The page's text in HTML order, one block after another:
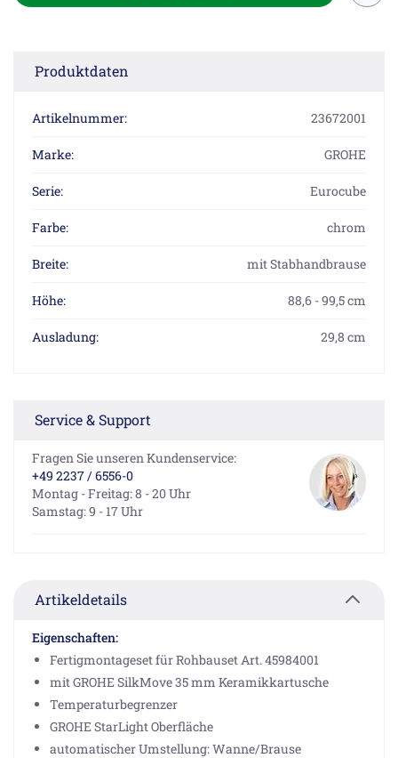
Produktdaten
Artikelnummer: 23672001
Marke: GROHE
Serie: Eurocube
Farbe: chrom
Breite: mit Stabhandbrause
Höhe: 88,6 - 99,5 cm
Ausladung: 29,8 cm
Service & Support
Fragen Sie unseren Kundenservice:
+49 2237 / 6556-0
Montag - Freitag: 8 - 20 Uhr
Samstag: 9 - 17 Uhr
Artikeldetails
Eigenschaften:
Fertigmontageset für Rohbauset Art. 45984001
mit GROHE SilkMove 35 mm Keramikkartusche
Temperaturbegrenzer
GROHE StarLight Oberfläche
automatischer Umstellung: Wanne/Brause